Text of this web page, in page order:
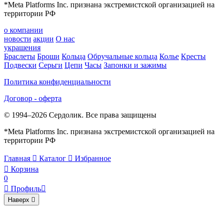
*Meta Platforms Inc. признана экстремистской организацией на
территории РФ
о компании
новости акции О нас
украшения
Браслеты Броши Кольца Обручальные кольца Колье Кресты
Подвески Серьги Цепи Часы Запонки и зажимы
Политика конфиденциальности
Договор - оферта
© 1994–2026 Сердолик. Все права защищены
*Meta Platforms Inc. признана экстремистской организацией на
территории РФ
Главная  Каталог  Избранное
 Корзина
0
 Профиль
Наверх 